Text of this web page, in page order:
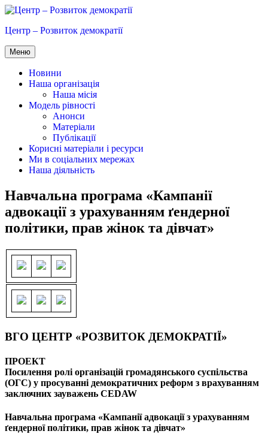
Перейти
вмісту
Центр – Розвиток демократії
Меню
Новини
Наша організація
Наша місія
Модель рівності
Анонси
Матеріали
Публікації
Корисні матеріали і ресурси
Ми в соціальних мережах
Наша діяльність
Навчальна програма «Кампанії
адвокації з урахуванням ґендерної
політики, прав жінок та дівчат»
ВГО ЦЕНТР «РОЗВИТОК ДЕМОКРАТІЇ»
ПРОЕКТ
Посилення ролі організацій громадянського суспільства
(ОГС) у просуванні демократичних реформ з врахуванням
заключних зауважень CEDAW
Навчальна програма «Кампанії адвокації з урахуванням
ґендерної політики, прав жінок та дівчат»